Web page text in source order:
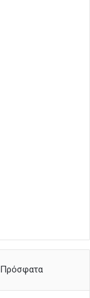
Πρόσφατα